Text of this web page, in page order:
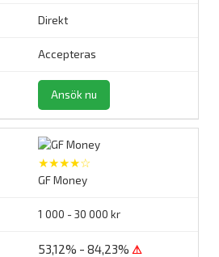
Direkt
Accepteras
Ansök nu
★★★★☆
GF Money
1 000 - 30 000 kr
53,12% - 84,23% ⚠